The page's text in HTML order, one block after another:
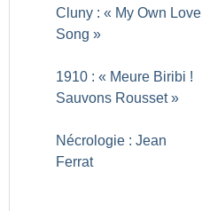
Cluny : « My Own Love
Song »
1910 : « Meure Biribi !
Sauvons Rousset »
Nécrologie : Jean
Ferrat